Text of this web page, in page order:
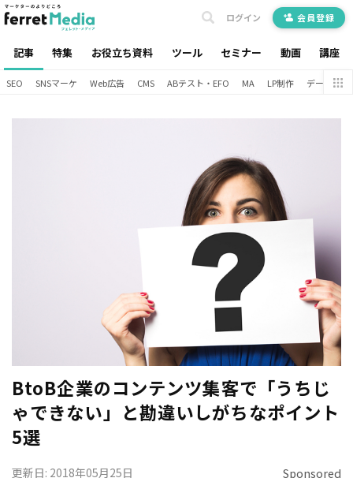
記事 特集 お役立ち資料 ツール セミナー 動画 講座
ログイン 会員登録
SEO SNSマーケ Web広告 CMS ABテスト・EFO MA LP制作 データ分析
BtoB企業のコンテンツ集客で「うちじ
ゃできない」と勘違いしがちなポイント
5選
Sponsored
更新日: 2018年05月25日